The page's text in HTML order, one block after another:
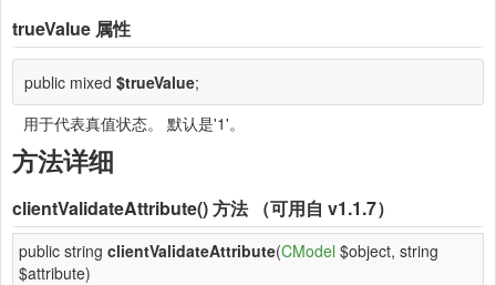
trueValue 属性
public mixed $trueValue;
用于代表真值状态。 默认是'1'。
方法详细
clientValidateAttribute()方法 （可用自 v1.1.7）
public string clientValidateAttribute(CModel $object, string
$attribute)